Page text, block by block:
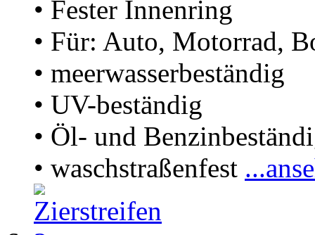
• Fester Innenring
• Für: Auto, Motorrad,
• meerwasserbeständig
• UV-beständig
• Öl- und
• waschstraßenfest